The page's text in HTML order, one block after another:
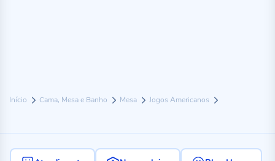
Início Cama, Mesa e Banho Mesa Jogos Americanos